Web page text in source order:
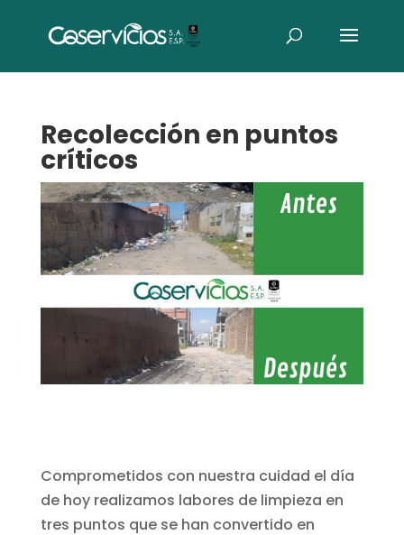
Recolección en puntos
críticos
Comprometidos con nuestra cuidad el día
de hoy realizamos labores de limpieza en
tres puntos que se han convertido en